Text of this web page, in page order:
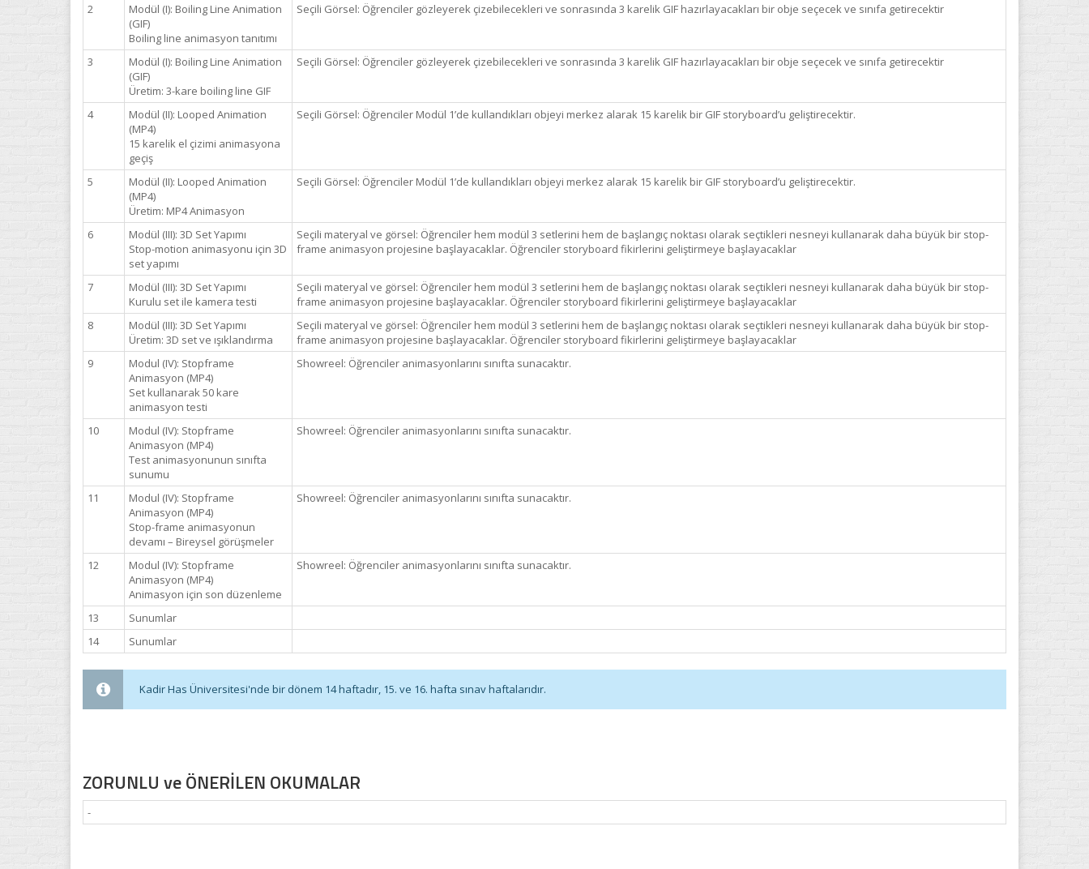
2
Modül (I): Boiling Line Animation
(GIF)
Boiling line animasyon tanıtımı
Seçili Görsel: Öğrenciler gözleyerek çizebilecekleri ve sonrasında 3 karelik GIF hazırlayacakları bir obje seçecek ve sınıfa getirecektir
3
Modül (I): Boiling Line Animation
(GIF)
Üretim: 3-kare boiling line GIF
Seçili Görsel: Öğrenciler gözleyerek çizebilecekleri ve sonrasında 3 karelik GIF hazırlayacakları bir obje seçecek ve sınıfa getirecektir
4
Modül (II): Looped Animation
(MP4)
15 karelik el çizimi animasyona
geçiş
Seçili Görsel: Öğrenciler Modül 1’de kullandıkları objeyi merkez alarak 15 karelik bir GIF storyboard’u geliştirecektir.
5
Modül (II): Looped Animation
(MP4)
Üretim: MP4 Animasyon
Seçili Görsel: Öğrenciler Modül 1’de kullandıkları objeyi merkez alarak 15 karelik bir GIF storyboard’u geliştirecektir.
6
Modül (III): 3D Set Yapımı
Stop-motion animasyonu için 3D
set yapımı
Seçili materyal ve görsel: Öğrenciler hem modül 3 setlerini hem de başlangıç noktası olarak seçtikleri nesneyi kullanarak daha büyük bir stop-
frame animasyon projesine başlayacaklar. Öğrenciler storyboard fikirlerini geliştirmeye başlayacaklar
7
Modül (III): 3D Set Yapımı
Kurulu set ile kamera testi
Seçili materyal ve görsel: Öğrenciler hem modül 3 setlerini hem de başlangıç noktası olarak seçtikleri nesneyi kullanarak daha büyük bir stop-
frame animasyon projesine başlayacaklar. Öğrenciler storyboard fikirlerini geliştirmeye başlayacaklar
8
Modül (III): 3D Set Yapımı
Üretim: 3D set ve ışıklandırma
Seçili materyal ve görsel: Öğrenciler hem modül 3 setlerini hem de başlangıç noktası olarak seçtikleri nesneyi kullanarak daha büyük bir stop-
frame animasyon projesine başlayacaklar. Öğrenciler storyboard fikirlerini geliştirmeye başlayacaklar
9
Modul (IV): Stopframe
Animasyon (MP4)
Set kullanarak 50 kare
animasyon testi
Showreel: Öğrenciler animasyonlarını sınıfta sunacaktır.
10
Modul (IV): Stopframe
Animasyon (MP4)
Test animasyonunun sınıfta
sunumu
Showreel: Öğrenciler animasyonlarını sınıfta sunacaktır.
11
Modul (IV): Stopframe
Animasyon (MP4)
Stop-frame animasyonun
devamı – Bireysel görüşmeler
Showreel: Öğrenciler animasyonlarını sınıfta sunacaktır.
12
Modul (IV): Stopframe
Animasyon (MP4)
Animasyon için son düzenleme
Showreel: Öğrenciler animasyonlarını sınıfta sunacaktır.
13
Sunumlar
14
Sunumlar
Kadir Has Üniversitesi'nde bir dönem 14 haftadır, 15. ve 16. hafta sınav haftalarıdır.
ZORUNLU ve ÖNERİLEN OKUMALAR
-